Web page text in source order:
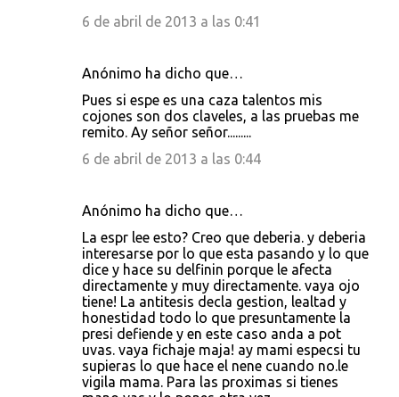
6 de abril de 2013 a las 0:41
Anónimo ha dicho que…
Pues si espe es una caza talentos mis
cojones son dos claveles, a las pruebas me
remito. Ay señor señor.........
6 de abril de 2013 a las 0:44
Anónimo ha dicho que…
La espr lee esto? Creo que deberia. y deberia
interesarse por lo que esta pasando y lo que
dice y hace su delfinin porque le afecta
directamente y muy directamente. vaya ojo
tiene! La antitesis decla gestion, lealtad y
honestidad todo lo que presuntamente la
presi defiende y en este caso anda a pot
uvas. vaya fichaje maja! ay mami especsi tu
supieras lo que hace el nene cuando no.le
vigila mama. Para las proximas si tienes